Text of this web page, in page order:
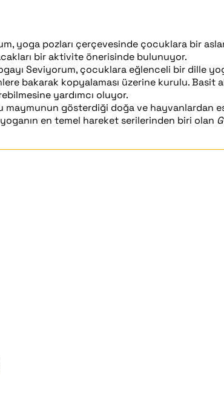
yoga pozları çerçevesinde çocuklara bir
bir aktivite önerisinde bulunuyor.
Seviyorum, çocuklara eğlenceli bir dille
bakarak kopyalaması üzerine kurulu.
yardımcı oluyor.
maymunun gösterdiği doğa ve hayvanlardan
en temel hareket serilerinden biri olan